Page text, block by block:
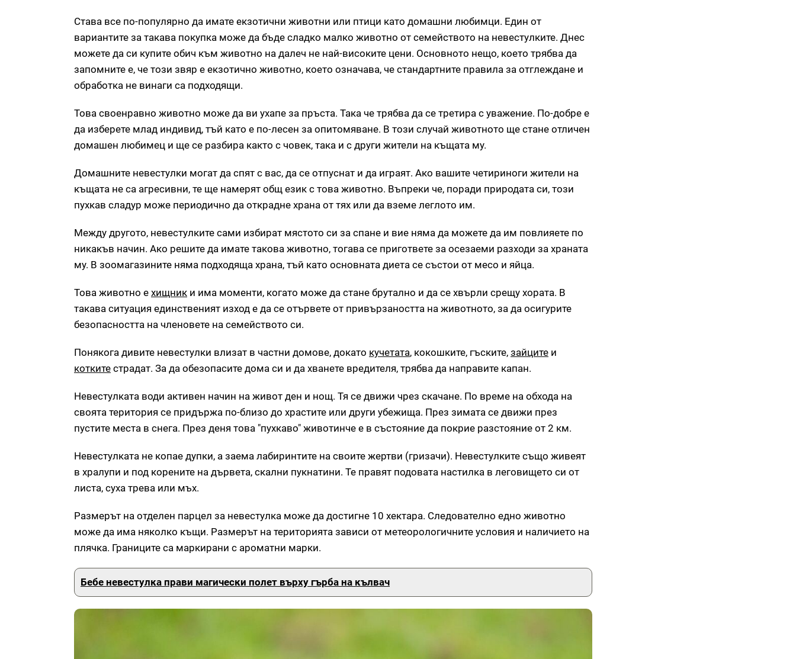
Става все по-популярно да имате екзотични животни или птици като домашни любимци. Един от
вариантите за такава покупка може да бъде сладко малко животно от семейството на невестулките. Днес
можете да си купите обич към животно на далеч не най-високите цени. Основното нещо, което трябва да
запомните е, че този звяр е екзотично животно, което означава, че стандартните правила за отглеждане и
обработка не винаги са подходящи.
Това своенравно животно може да ви ухапе за пръста. Така че трябва да се третира с уважение. По-добре е
да изберете млад индивид, тъй като е по-лесен за опитомяване. В този случай животното ще стане отличен
домашен любимец и ще се разбира както с човек, така и с други жители на къщата му.
Домашните невестулки могат да спят с вас, да се отпуснат и да играят. Ако вашите четириноги жители на
къщата не са агресивни, те ще намерят общ език с това животно. Въпреки че, поради природата си, този
пухкав сладур може периодично да открадне храна от тях или да вземе леглото им.
Между другото, невестулките сами избират мястото си за спане и вие няма да можете да им повлияете по
никакъв начин. Ако решите да имате такова животно, тогава се пригответе за осезаеми разходи за храната
му. В зоомагазините няма подходяща храна, тъй като основната диета се състои от месо и яйца.
Това животно е хищник и има моменти, когато може да стане брутално и да се хвърли срещу хората. В
такава ситуация единственият изход е да се отървете от привързаността на животното, за да осигурите
безопасността на членовете на семейството си.
Понякога дивите невестулки влизат в частни домове, докато кучетата, кокошките, гъските, зайците и
котките страдат. За да обезопасите дома си и да хванете вредителя, трябва да направите капан.
Невестулката води активен начин на живот ден и нощ. Тя се движи чрез скачане. По време на обхода на
своята територия се придържа по-близо до храстите или други убежища. През зимата се движи през
пустите места в снега. През деня това "пухкаво" животинче е в състояние да покрие разстояние от 2 км.
Невестулката не копае дупки, а заема лабиринтите на своите жертви (гризачи). Невестулките също живеят
в хралупи и под корените на дървета, скални пукнатини. Те правят подовата настилка в леговището си от
листа, суха трева или мъх.
Размерът на отделен парцел за невестулка може да достигне 10 хектара. Следователно едно животно
може да има няколко къщи. Размерът на територията зависи от метеорологичните условия и наличието на
плячка. Границите са маркирани с ароматни марки.
Бебе невестулка прави магически полет върху гърба на кълвач